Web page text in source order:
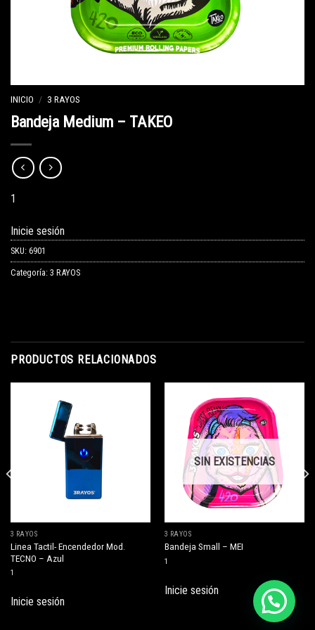
INICIO / 3 RAYOS
Bandeja Medium – TAKEO
1
Inicie sesión
SKU: 6901
Categoría: 3 RAYOS
PRODUCTOS RELACIONADOS
3 RAYOS
Linea Tactil- Encendedor Mod.
TECNO – Azul
1
Inicie sesión
SIN EXISTENCIAS
3 RAYOS
Bandeja Small – MEI
1
Inicie sesión